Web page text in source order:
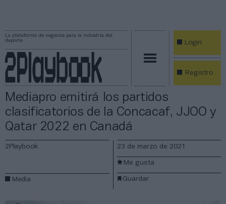
La plataforma de negocios para la industria del
deporte
Login
Registro
Mediapro emitirá los partidos
clasificatorios de la Concacaf, JJOO y
Qatar 2022 en Canadá
2Playbook
Media
23 de marzo de 2021
Guardar
Me gusta